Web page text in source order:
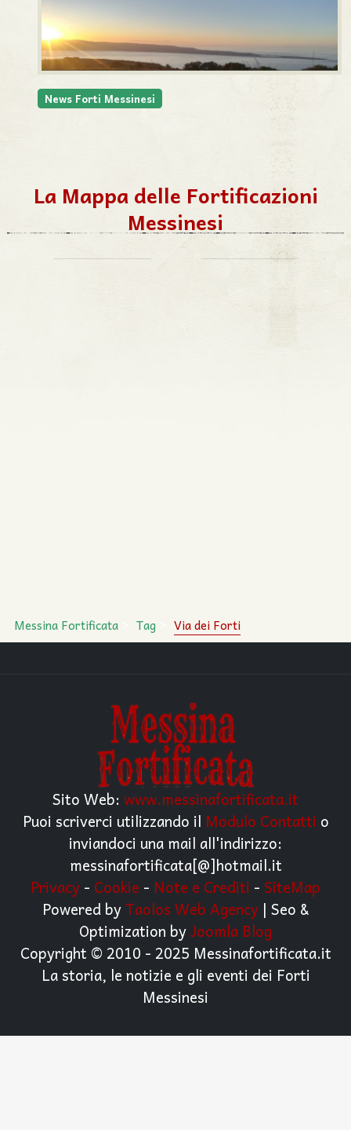
News Forti Messinesi
La Mappa delle Fortificazioni
Messinesi
Messina Fortificata Tag Via dei Forti
Sito Web: www.messinafortificata.it
Puoi scriverci utilizzando il Modulo Contatti o
inviandoci una mail all'indirizzo:
messinafortificata[@]hotmail.it
Privacy - Cookie - Note e Crediti - SiteMap
Powered byTaolos Web Agency| Seo &
Optimization byJoomla Blog
Copyright © 2010 - 2025 Messinafortificata.it
La storia, le notizie e gli eventi dei Forti
Messinesi